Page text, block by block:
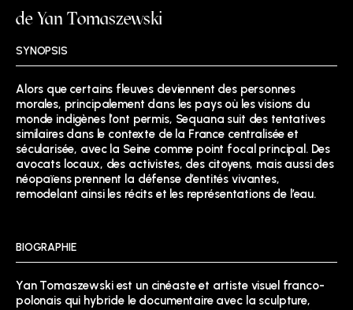
de Yan Tomaszewski
SYNOPSIS
Alors que certains fleuves deviennent des personnes
morales, principalement dans les pays où les visions du
monde indigènes l’ont permis, Sequana suit des tentatives
similaires dans le contexte de la France centralisée et
sécularisée, avec la Seine comme point focal principal. Des
avocats locaux, des activistes, des citoyens, mais aussi des
néopaïens prennent la défense d’entités vivantes,
remodelant ainsi les récits et les représentations de l’eau.
BIOGRAPHIE
Yan Tomaszewski est un cinéaste et artiste visuel franco-
polonais qui hybride le documentaire avec la sculpture,